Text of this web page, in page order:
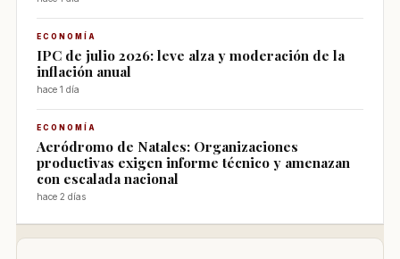
ECONOMÍA
IPC de julio 2026: leve alza y moderación de la
inflación anual
hace 1 día
ECONOMÍA
Aeródromo de Natales: Organizaciones
productivas exigen informe técnico y amenazan
con escalada nacional
hace 2 días